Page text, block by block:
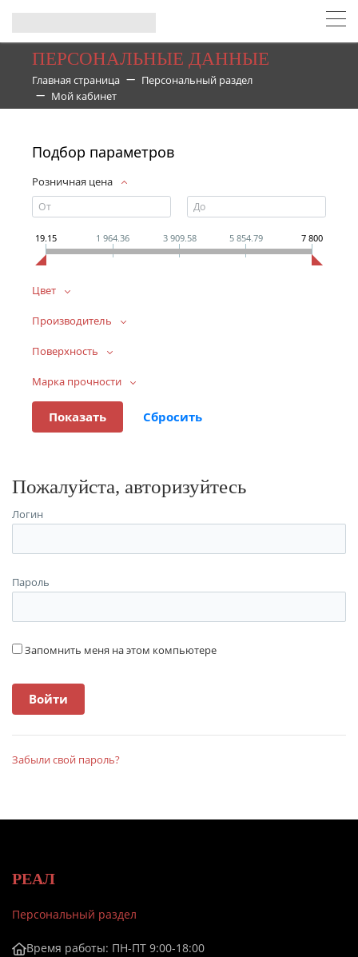
ПЕРСОНАЛЬНЫЕ ДАННЫЕ
Главная страница
Персональный раздел
Мой кабинет
Подбор параметров
Розничная цена
19.15 1 964.36 3 909.58 5 854.79 7 800
Цвет
Производитель
Поверхность
Марка прочности
Пожалуйста, авторизуйтесь
Логин
Пароль
Запомнить меня на этом компьютере
Забыли свой пароль?
РЕАЛ
Персональный раздел
Время работы: ПН-ПТ 9:00-18:00